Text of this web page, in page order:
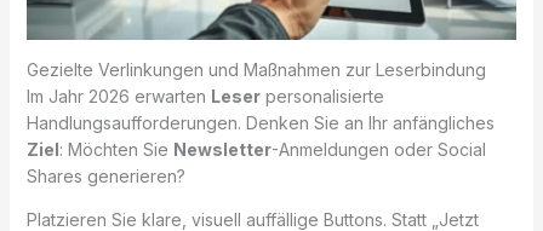
Gezielte Verlinkungen und Maßnahmen zur Leserbindung
Im Jahr 2026 erwarten Leserpersonalisierte
Handlungsaufforderungen. Denken Sie an Ihr anfängliches
Ziel: Möchten Sie Newsletter-Anmeldungen oder Social
Shares generieren?
Platzieren Sie klare, visuell auffällige Buttons. Statt „Jetzt